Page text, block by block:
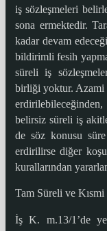
iş sözleşmeleri
sona ermektedir.
kadar devam
bildirimli fesih
süreli iş
birliği yoktur. Azami
belirsiz süreli iş
de söz konusu
erdirilirse diğer
kurallarından
Tam Süreli ve
İş K. m.13/1’de